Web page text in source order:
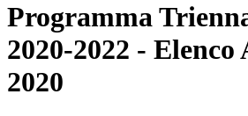
Programma
2020-2022 - Elenco
2020